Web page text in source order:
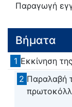
Παραγωγή
Βήματα
1 Εκκίνηση
2 Παραλαβή